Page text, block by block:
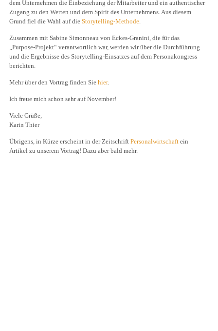
dem Unternehmen die Einbeziehung der Mitarbeiter und ein authentischer
Zugang zu den Werten und dem Spirit des Unternehmens. Aus diesem
Grund fiel die Wahl auf dieStorytelling-Methode.
Zusammen mit Sabine Simonneau von Eckes-Granini, die für das
„Purpose-Projekt“ verantwortlich war, werden wir über die Durchführung
und die Ergebnisse des Storytelling-Einsatzes auf dem Personakongress
berichten.
Mehr über den Vortrag finden Siehier.
Ich freue mich schon sehr auf November!
Viele Grüße,
Karin Thier
Übrigens, in Kürze erscheint in der ZeitschriftPersonalwirtschaftein
Artikel zu unserem Vortrag! Dazu aber bald mehr.